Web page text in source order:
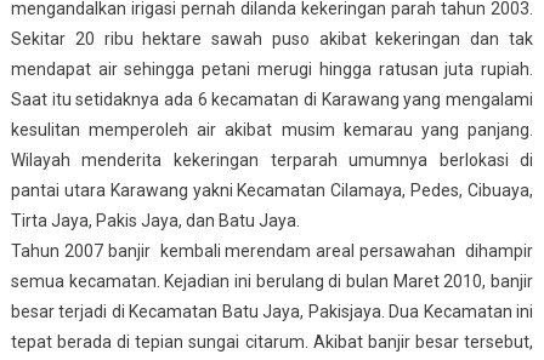
mengandalkan irigasi pernah dilanda kekeringan parah tahun 2003.
Sekitar 20 ribu hektare sawah puso akibat kekeringan dan tak
mendapat air sehingga petani merugi hingga ratusan juta rupiah.
Saat itu setidaknya ada 6 kecamatan di Karawang yang mengalami
kesulitan memperoleh air akibat musim kemarau yang panjang.
Wilayah menderita kekeringan terparah umumnya berlokasi di
pantai utara Karawang yakni Kecamatan Cilamaya, Pedes, Cibuaya,
Tirta Jaya, Pakis Jaya, dan Batu Jaya.
Tahun 2007 banjir kembali merendam areal persawahan dihampir
semua kecamatan. Kejadian ini berulang di bulan Maret 2010, banjir
besar terjadi di Kecamatan Batu Jaya, Pakisjaya. Dua Kecamatan ini
tepat berada di tepian sungai citarum. Akibat banjir besar tersebut,